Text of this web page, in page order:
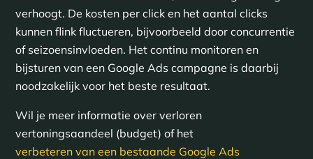
verhoogt. De kosten per click en het aantal clicks
kunnen flink fluctueren, bijvoorbeeld door concurrentie
of seizoensinvloeden. Het continu monitoren en
bijsturen van een Google Ads campagne is daarbij
noodzakelijk voor het beste resultaat.
Wil je meer informatie over verloren
vertoningsaandeel (budget) of het
verbeteren van een bestaande Google Ads